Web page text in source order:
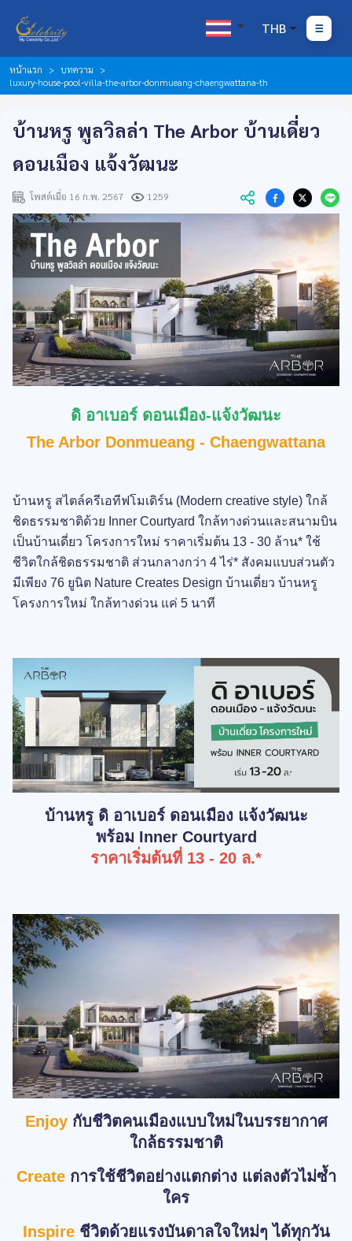
THB
หน้าแรก
บทความ
luxury-house-pool-villa-the-arbor-donmueang-chaengwattana-th
บ้านหรู พูลวิลล่า The Arbor บ้านเดี่ยว
ดอนเมือง แจ้งวัฒนะ
โพสต์เมื่อ 16 ก.พ. 2567 1259
ดิ อาเบอร์ ดอนเมือง-แจ้งวัฒนะ
The Arbor Donmueang - Chaengwattana
บ้านหรู สไตล์ครีเอทีฟโมเดิร์น (Modern creative style) ใกล้
ชิดธรรมชาติด้วย Inner Courtyard ใกล้ทางด่วนและสนามบิน
เป็นบ้านเดี่ยว โครงการใหม่ ราคาเริ่มต้น 13 - 30 ล้าน*​ ใช้
ชีวิตใกล้ชิดธรรมชาติ ส่วนกลางกว่า 4 ไร่* สังคมแบบส่วนตัว
มีเพียง 76 ยูนิต Nature Creates Design บ้านเดี่ยว บ้านหรู
โครงการใหม่ ใกล้ทางด่วน แค่ 5 นาที
บ้านหรู ดิ อาเบอร์ ดอนเมือง แจ้งวัฒนะ
พร้อม Inner Courtyard
ราคาเริ่มต้นที่ 13 - 20 ล.*
Enjoyกับชีวิตคนเมืองแบบใหม่ในบรรยากาศ
ใกล้ธรรมชาติ
Createการใช้ชีวิตอย่างแตกต่าง แต่ลงตัวไม่ซ้ำ
ใคร
Inspireชีวิตด้วยแรงบันดาลใจใหม่ๆ ได้ทุกวัน